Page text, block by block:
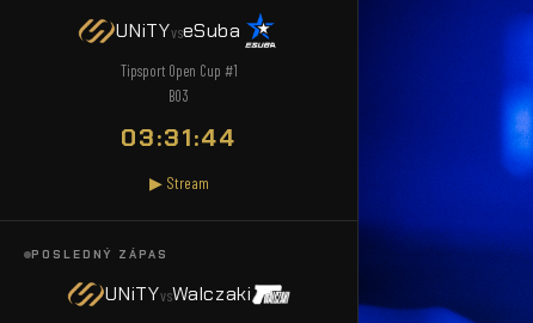
UNiTYvseSuba
Tipsport Open Cup #1
BO3
03:31:43
▶ Stream
POSLEDNÝ ZÁPAS
UNiTYvsWalczaki